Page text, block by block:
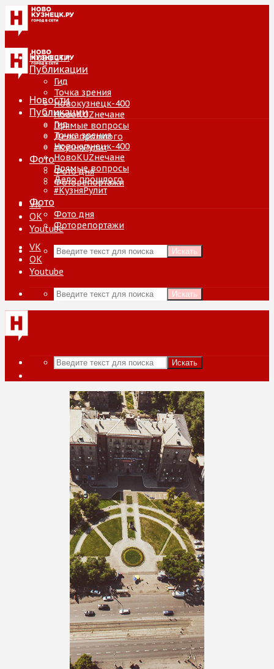
Новости
Публикации
Гид
Точка зрения
Новокузнецк-400
НовоKUZнечане
Прямые вопросы
Дело прошлого
#КузняРулит
Фото
Фото дня
Фоторепортажи
VK
ОК
Youtube
Искать
Новости
Публикации
Гид
Точка зрения
Новокузнецк-400
НовоKUZнечане
Прямые вопросы
Дело прошлого
#КузняРулит
Фото
Фото дня
Фоторепортажи
VK
ОК
Youtube
Искать
Искать